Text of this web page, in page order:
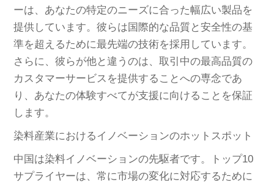
ーは、あなたの特定のニーズに合った幅広い製品を
提供しています。彼らは国際的な品質と安全性の基
準を超えるために最先端の技術を採用しています。
さらに、彼らが他と違うのは、取引中の最高品質の
カスタマーサービスを提供することへの専念であ
り、あなたの体験すべてが支援に向けることを保証
します。
染料産業におけるイノベーションのホットスポット
中国は染料イノベーションの先駆者です。トップ10
サプライヤーは、常に市場の変化に対応するために